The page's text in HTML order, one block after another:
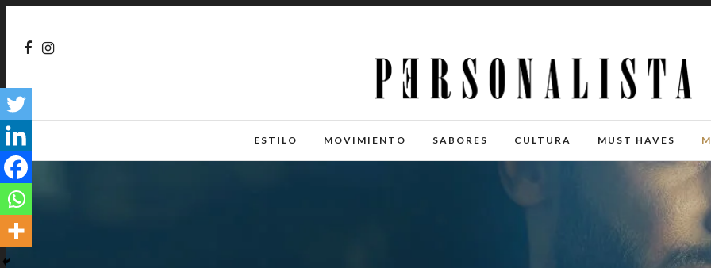
ESTILO MOVIMIENTO SABORES CULTURA MUST HAVES